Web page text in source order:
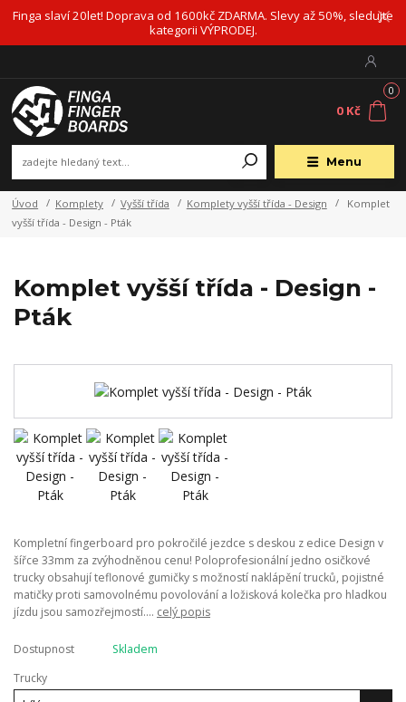
Finga slaví 20let! Doprava od 1600kč ZDARMA. Slevy až 50%, sledujte
kategorii VÝPRODEJ.
Menu
0
0 Kč
Úvod Komplety Vyšší třída Komplety vyšší třída - Design
Komplet
vyšší třída - Design - Pták
Komplet vyšší třída - Design -
Pták
Kompletní fingerboard pro pokročilé jezdce s deskou z edice Design v
šířce 33mm za zvýhodněnou cenu! Poloprofesionální jedno osičkové
trucky obsahují teflonové gumičky s možností naklápění trucků, pojistné
matičky proti samovolnému povolování a ložisková kolečka pro hladkou
jízdu jsou samozřejmostí.... celý popis
Dostupnost
Skladem
Trucky